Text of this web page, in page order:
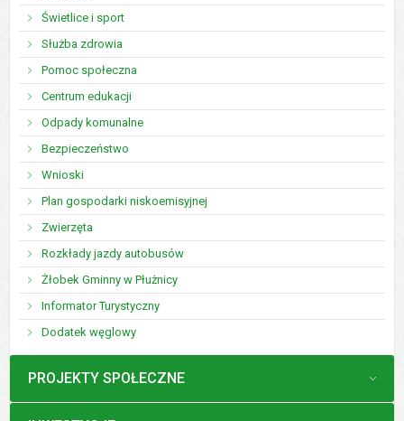
Świetlice i sport
Służba zdrowia
Pomoc społeczna
Centrum edukacji
Odpady komunalne
Bezpieczeństwo
Wnioski
Plan gospodarki niskoemisyjnej
Zwierzęta
Rozkłady jazdy autobusów
Żłobek Gminny w Płużnicy
Informator Turystyczny
Dodatek węglowy
MENU
PROJEKTY SPOŁECZNE